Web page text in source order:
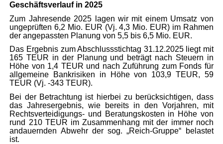
Geschäftsverlauf in 2025
Zum Jahresende 2025 lagen wir mit einem Umsatz von
ungeprüften 6,2 Mio. EUR (Vj. 4,3 Mio. EUR) im Rahmen
der angepassten Planung von 5,5 bis 6,5 Mio. EUR.
Das Ergebnis zum Abschlussstichtag 31.12.2025 liegt mit
165 TEUR in der Planung und beträgt nach Steuern in
Höhe von 1,4 TEUR und nach Zuführung zum Fonds für
allgemeine Bankrisiken in Höhe von 103,9 TEUR, 59
TEUR (Vj. -343 TEUR).
Bei der Betrachtung ist hierbei zu berücksichtigen, dass
das Jahresergebnis, wie bereits in den Vorjahren, mit
Rechtsverteidigungs- und Beratungskosten in Höhe von
rund 210 TEUR im Zusammenhang mit der immer noch
andauernden Abwehr der sog. „Reich-Gruppe“ belastet
ist.